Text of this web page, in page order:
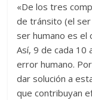
«De los tres
de tránsito (el ser
ser humano es el
Así, 9 de cada 10
error humano.
dar solución a
que contribuyan